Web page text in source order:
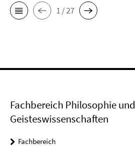
1 / 27
Fachbereich Philosophie und
Geisteswissenschaften
Fachbereich